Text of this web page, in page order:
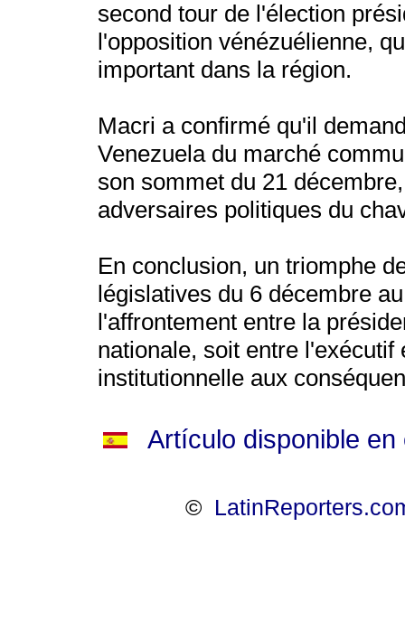
second tour de l'élection
l'opposition vénézuélienne,
important dans la région.
Macri a confirmé qu'il
Venezuela du marché
son sommet du 21
adversaires politiques du
En conclusion, un triomphe
législatives du 6 décembre
l'affrontement entre la
nationale, soit entre
institutionnelle aux
Artículo disponible en
©